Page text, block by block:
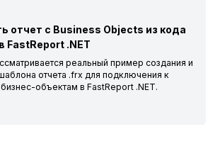
отчет с Business Objects из кода
FastReport .NET
реальный пример создания и
отчета .frx для подключения к
объектам в FastReport .NET.